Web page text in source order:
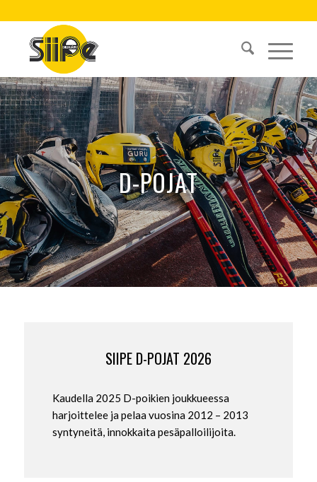
D-POJAT
SIIPE D-POJAT 2026
Kaudella 2025 D-poikien joukkueessa
harjoittelee ja pelaa vuosina 2012 – 2013
syntyneitä, innokkaita pesäpalloilijoita.